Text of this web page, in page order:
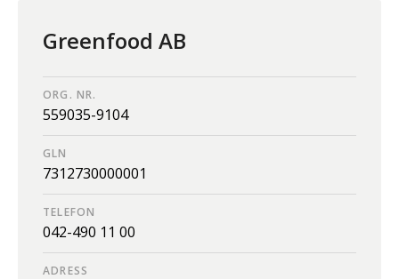
Greenfood AB
ORG. NR.
559035-9104
GLN
7312730000001
TELEFON
042-490 11 00
ADRESS